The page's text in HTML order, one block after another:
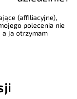
(affiliacyjne),
polecenia nie
a ja otrzymam